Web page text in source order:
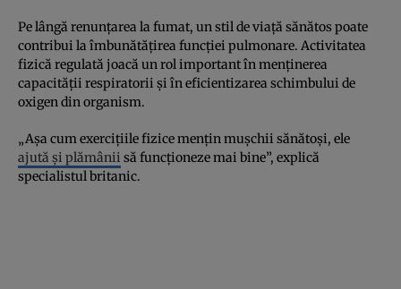
Pe lângă renunțarea la fumat, un stil de viață sănătos poate
contribui la îmbunătățirea funcției pulmonare. Activitatea
fizică regulată joacă un rol important în menținerea
capacității respiratorii și în eficientizarea schimbului de
oxigen din organism.
„Așa cum exercițiile fizice mențin mușchii sănătoși, ele
ajută și plămânii să funcționeze mai bine”, explică
specialistul britanic.